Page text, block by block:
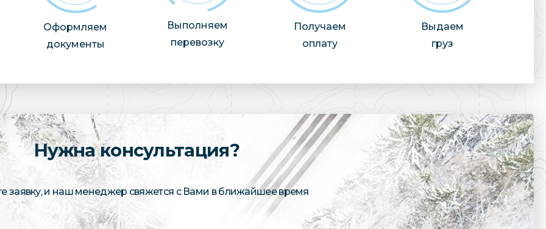
Оформляем
документы
Выполняем
перевозку
Получаем
оплату
Выдаем
груз
Нужна консультация?
заявку, и наш менеджер свяжется с Вами в ближайшее время